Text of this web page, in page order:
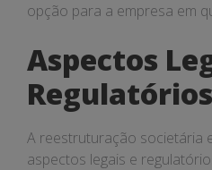
opção para a empresa em
Aspectos
Regulatórios
A reestruturação societária
aspectos legais e